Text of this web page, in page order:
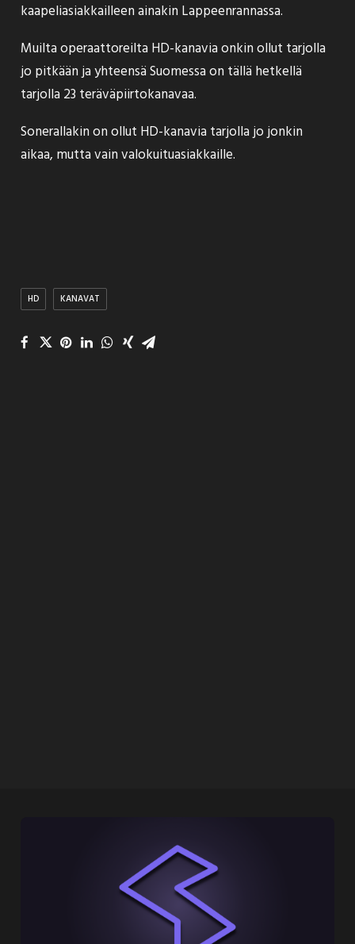
kaapeliasiakkailleen ainakin Lappeenrannassa.
Muilta operaattoreilta HD-kanavia onkin ollut tarjolla
jo pitkään ja yhteensä Suomessa on tällä hetkellä
tarjolla 23 teräväpiirtokanavaa.
Sonerallakin on ollut HD-kanavia tarjolla jo jonkin
aikaa, mutta vain valokuituasiakkaille.
HD KANAVAT